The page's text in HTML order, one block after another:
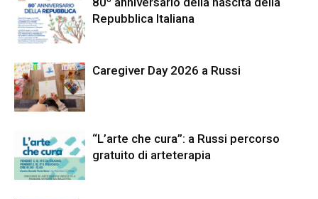
Repubblica Italiana
Caregiver Day 2026 a Russi
“L’arte che cura”: a Russi percorso
gratuito di arteterapia